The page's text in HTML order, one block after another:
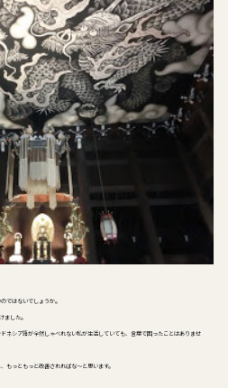
ではないでしょうか。
ました。
ネシア語が全然しゃべれない私が生活していても、言葉で困ったことはありませ
もっともっと改善されればな～と思います。